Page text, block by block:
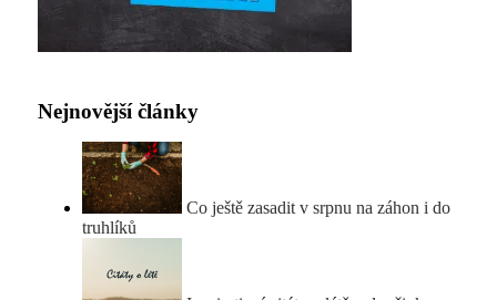
Nejnovější články
Co ještě zasadit v srpnu na záhon i do
truhlíků